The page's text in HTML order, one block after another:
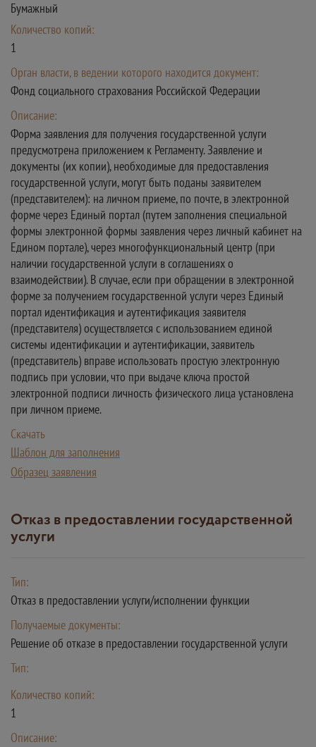
Бумажный
Количество копий:
1
Орган власти, в ведении которого находится документ:
Фонд социального страхования Российской Федерации
Описание:
Форма заявления для получения государственной услуги
предусмотрена приложением к Регламенту. Заявление и
документы (их копии), необходимые для предоставления
государственной услуги, могут быть поданы заявителем
(представителем): на личном приеме, по почте, в электронной
форме через Единый портал (путем заполнения специальной
формы электронной формы заявления через личный кабинет на
Едином портале), через многофункциональный центр (при
наличии государственной услуги в соглашениях о
взаимодействии). В случае, если при обращении в электронной
форме за получением государственной услуги через Единый
портал идентификация и аутентификация заявителя
(представителя) осуществляется с использованием единой
системы идентификации и аутентификации, заявитель
(представитель) вправе использовать простую электронную
подпись при условии, что при выдаче ключа простой
электронной подписи личность физического лица установлена
при личном приеме.
Скачать
Шаблон для заполнения
Образец заявления
Отказ в предоставлении государственной
услуги
Тип:
Отказ в предоставлении услуги/исполнении функции
Получаемые документы:
Решение об отказе в предоставлении государственной услуги
Тип:
Количество копий:
1
Описание: